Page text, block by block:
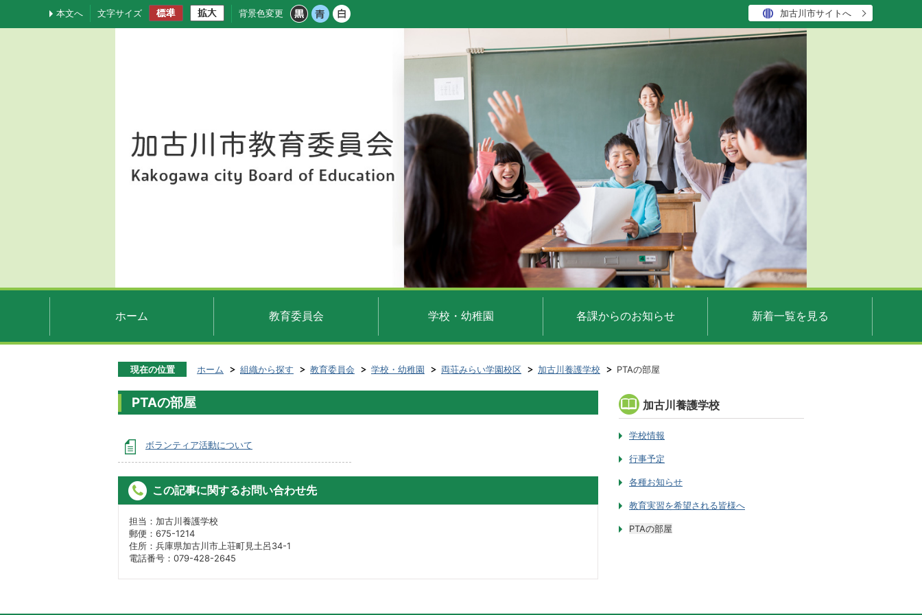
本文へ 文字サイズ 背景色変更 加古川市サイトへ
ホーム 教育委員会 学校・幼稚園 各課からのお知らせ 新着一覧を見る
現在の位置 ホーム 組織から探す 教育委員会 学校・幼稚園 両荘みらい学園校区 加古川養護学校 PTAの部屋
PTAの部屋
ボランティア活動について
この記事に関するお問い合わせ先
担当：加古川養護学校
郵便：675-1214
住所：兵庫県加古川市上荘町見土呂34-1
電話番号：079-428-2645
加古川養護学校
学校情報
行事予定
各種お知らせ
教育実習を希望される皆様へ
PTAの部屋